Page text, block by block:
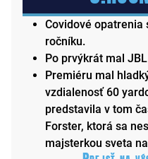
Covidové opatrenia
ročníku.
Po prvýkrát mal
Premiéru mal
vzdialenosť 60
predstavila v tom
Forster, ktorá sa
majsterkou sveta